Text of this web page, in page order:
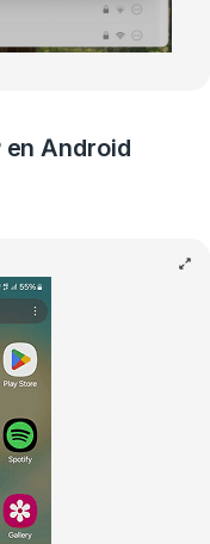
Android